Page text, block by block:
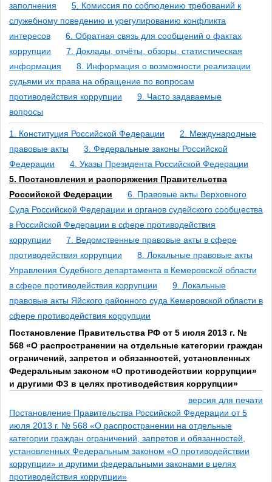
заполнения
5. Комиссия по соблюдению требований к
служебному поведению и урегулированию конфликта
интересов
6. Обратная связь для сообщений о фактах
коррупции
7. Доклады, отчёты, обзоры, статистическая
информация
8. Информация о возможности реализации
судьями их права на обращение по вопросам
противодействия коррупции
9. Часто задаваемые
вопросы
1. Конституция Российской Федерации
2. Международные
правовые акты
3. Федеральные законы Российской
Федерации
4. Указы Президента Российской Федерации
5. Постановления и распоряжения Правительства
Российской Федерации
6. Правовые акты Верховного
Суда Российской Федерации и органов судейского сообщества
в Российской Федерации в сфере противодействия
коррупции
7. Ведомственные правовые акты в сфере
противодействия коррупции
8. Локальные правовые акты
Управления Судебного департамента в Кемеровской области
в сфере противодействия коррупции
9. Локальные
правовые акты Яйского районного суда Кемеровской области в
сфере противодействия коррупции
Постановление Правительства РФ от 5 июля 2013 г. №
568 «О распространении на отдельные категории граждан
ограничений, запретов и обязанностей, установленных
Федеральным законом «О противодействии коррупции»
и другими ФЗ в целях противодействия коррупции»
версия для печати
Постановление Правительства Российской Федерации от 5
июля 2013 г. № 568 «О распространении на отдельные
категории граждан ограничений, запретов и обязанностей,
установленных Федеральным законом «О противодействии
коррупции» и другими федеральными законами в целях
противодействия коррупции»